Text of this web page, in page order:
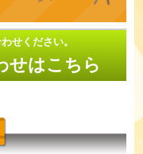
せください。
せはこちら